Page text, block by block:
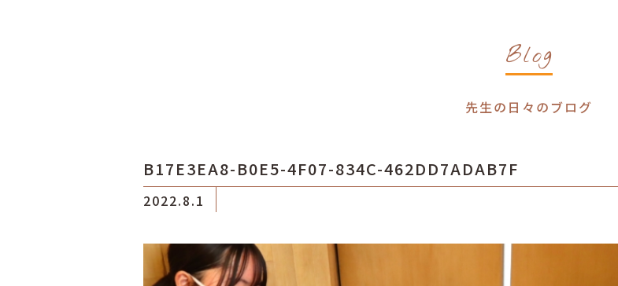
Blog
先生の日々のブログ
B17E3EA8-B0E5-4F07-834C-462DD7ADAB7F
2022.8.1